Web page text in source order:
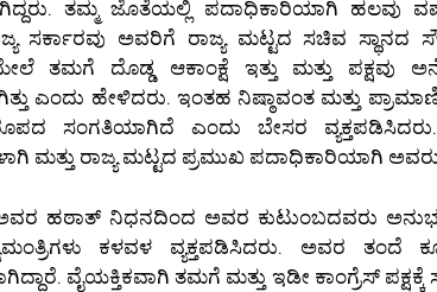
ತಮ್ಮ ಜೊತೆಯಲ್ಲಿ ಪದಾಧಿಕಾರಿಯಾಗಿ ಹಲವು
ಸರ್ಕಾರವು ಅವರಿಗೆ ರಾಜ್ಯ ಮಟ್ಟದ ಸಚಿವ
ತಮಗೆ ದೊಡ್ಡ ಆಕಾಂಕ್ಷೆ ಇತ್ತು ಮತ್ತು ಪಕ್ಷವು
ಎಂದು ಹೇಳಿದರು. ಇಂತಹ ನಿಷ್ಠಾವಂತ ಮತ್ತು
ಸಂಗತಿಯಾಗಿದೆ ಎಂದು ಬೇಸರ
ಮತ್ತು ರಾಜ್ಯ ಮಟ್ಟದ ಪ್ರಮುಖ ಪದಾಧಿಕಾರಿಯಾಗಿ
ಹಠಾತ್ ನಿಧನದಿಂದ ಅವರ ಕುಟುಂಬದವರು
ಕಳವಳ ವ್ಯಕ್ತಪಡಿಸಿದರು. ಅವರ ತಂದೆ
ವೈಯಕ್ತಿಕವಾಗಿ ತಮಗೆ ಮತ್ತು ಇಡೀ ಕಾಂಗ್ರೆಸ್